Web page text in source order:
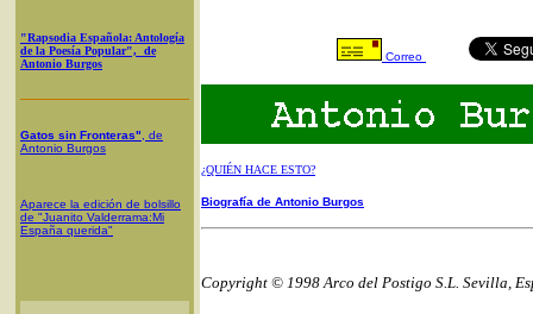
"Rapsodia Española: Antología
de la Poesía Popular", de
Antonio Burgos
Gatos sin Fronteras" , de
Antonio Burgos
Aparece la edición de bolsillo
de "Juanito Valderrama:Mi
España querida"
Correo
¿QUIÉN HACE ESTO?
Biografía de Antonio Burgos
Copyright © 1998 Arco del Postigo S.L. Sevilla,